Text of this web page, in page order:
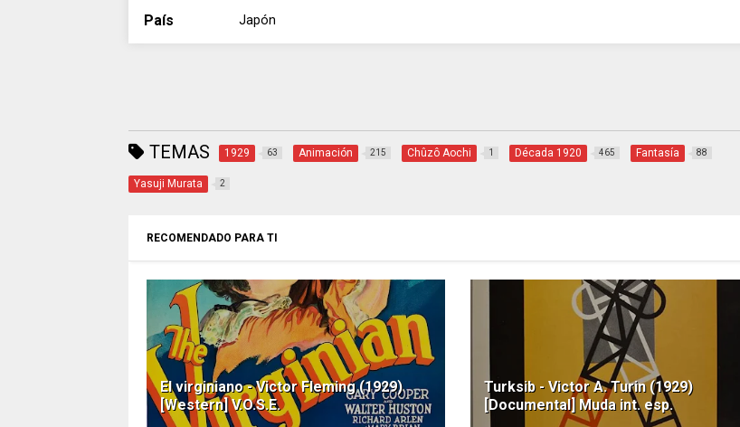
País Japón
TEMAS 1929 63 Animación 215 Chûzô Aochi 1 Década 1920 465 Fantasía 88
Yasuji Murata 2
RECOMENDADO PARA TI
El virginiano - Victor Fleming (1929)
[Western] V.O.S.E.
Turksib - Victor A. Turin (1929)
[Documental] Muda int. esp.